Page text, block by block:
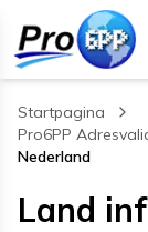
Startpagina
Pro6PP
Nederland
, current page
Land